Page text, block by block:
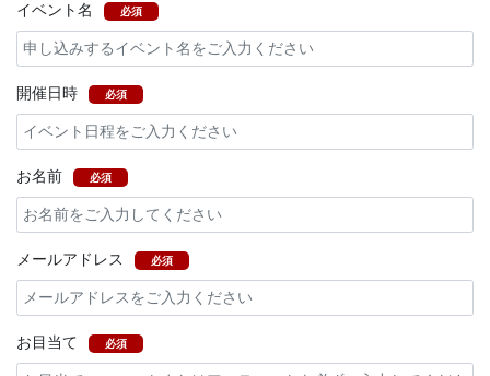
イベント名 必須
開催日時 必須
お名前 必須
メールアドレス 必須
お目当て 必須